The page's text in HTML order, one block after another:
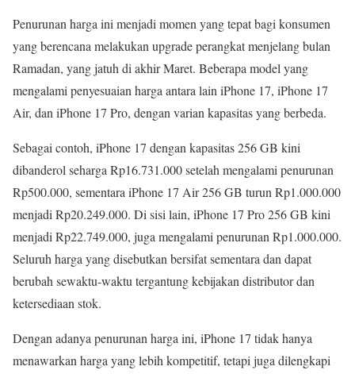
Penurunan harga ini menjadi momen yang tepat bagi konsumen
yang berencana melakukan upgrade perangkat menjelang bulan
Ramadan, yang jatuh di akhir Maret. Beberapa model yang
mengalami penyesuaian harga antara lain iPhone 17, iPhone 17
Air, dan iPhone 17 Pro, dengan varian kapasitas yang berbeda.
Sebagai contoh, iPhone 17 dengan kapasitas 256 GB kini
dibanderol seharga Rp16.731.000 setelah mengalami penurunan
Rp500.000, sementara iPhone 17 Air 256 GB turun Rp1.000.000
menjadi Rp20.249.000. Di sisi lain, iPhone 17 Pro 256 GB kini
menjadi Rp22.749.000, juga mengalami penurunan Rp1.000.000.
Seluruh harga yang disebutkan bersifat sementara dan dapat
berubah sewaktu-waktu tergantung kebijakan distributor dan
ketersediaan stok.
Dengan adanya penurunan harga ini, iPhone 17 tidak hanya
menawarkan harga yang lebih kompetitif, tetapi juga dilengkapi